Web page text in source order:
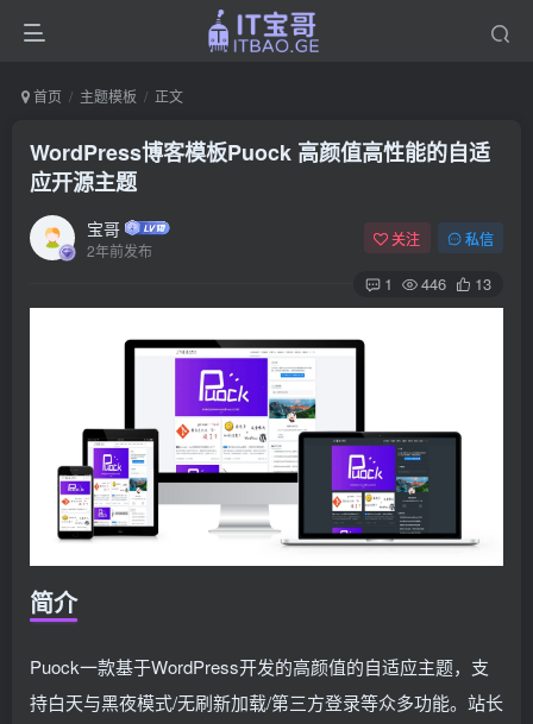
首页 主题模板 正文
WordPress博客模板Puock 高颜值高性能的自适
应开源主题
宝哥
2年前发布
关注 私信
1 446 13
简介
Puock一款基于WordPress开发的高颜值的自适应主题，支
持白天与黑夜模式/无刷新加载/第三方登录等众多功能。站长